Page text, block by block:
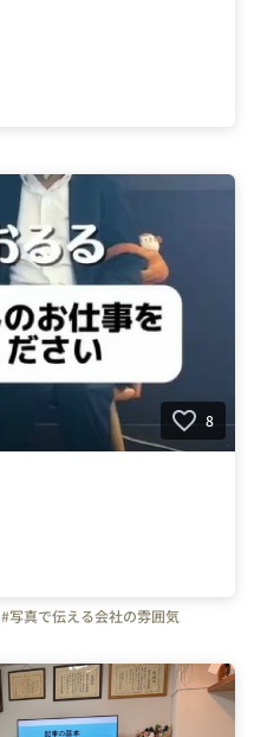
8
#写真で伝える会社の雰囲気